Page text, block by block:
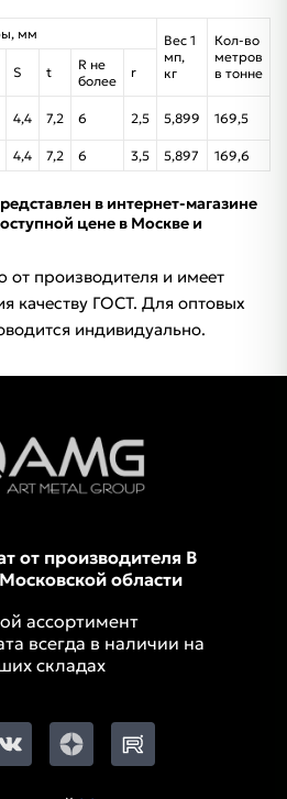
мм
Вес 1
мп,
кг
Кол-во
метров
в тонне
S t
R не
более
r
4,4 7,2 6 2,5 5,899 169,5
4,4 7,2 6 3,5 5,897 169,6
в интернет-магазине
цене в Москве и
от производителя и имеет
качеству ГОСТ. Для оптовых
индивидуально.
от производителя В
области
ассортимент
всегда в наличии на
складах